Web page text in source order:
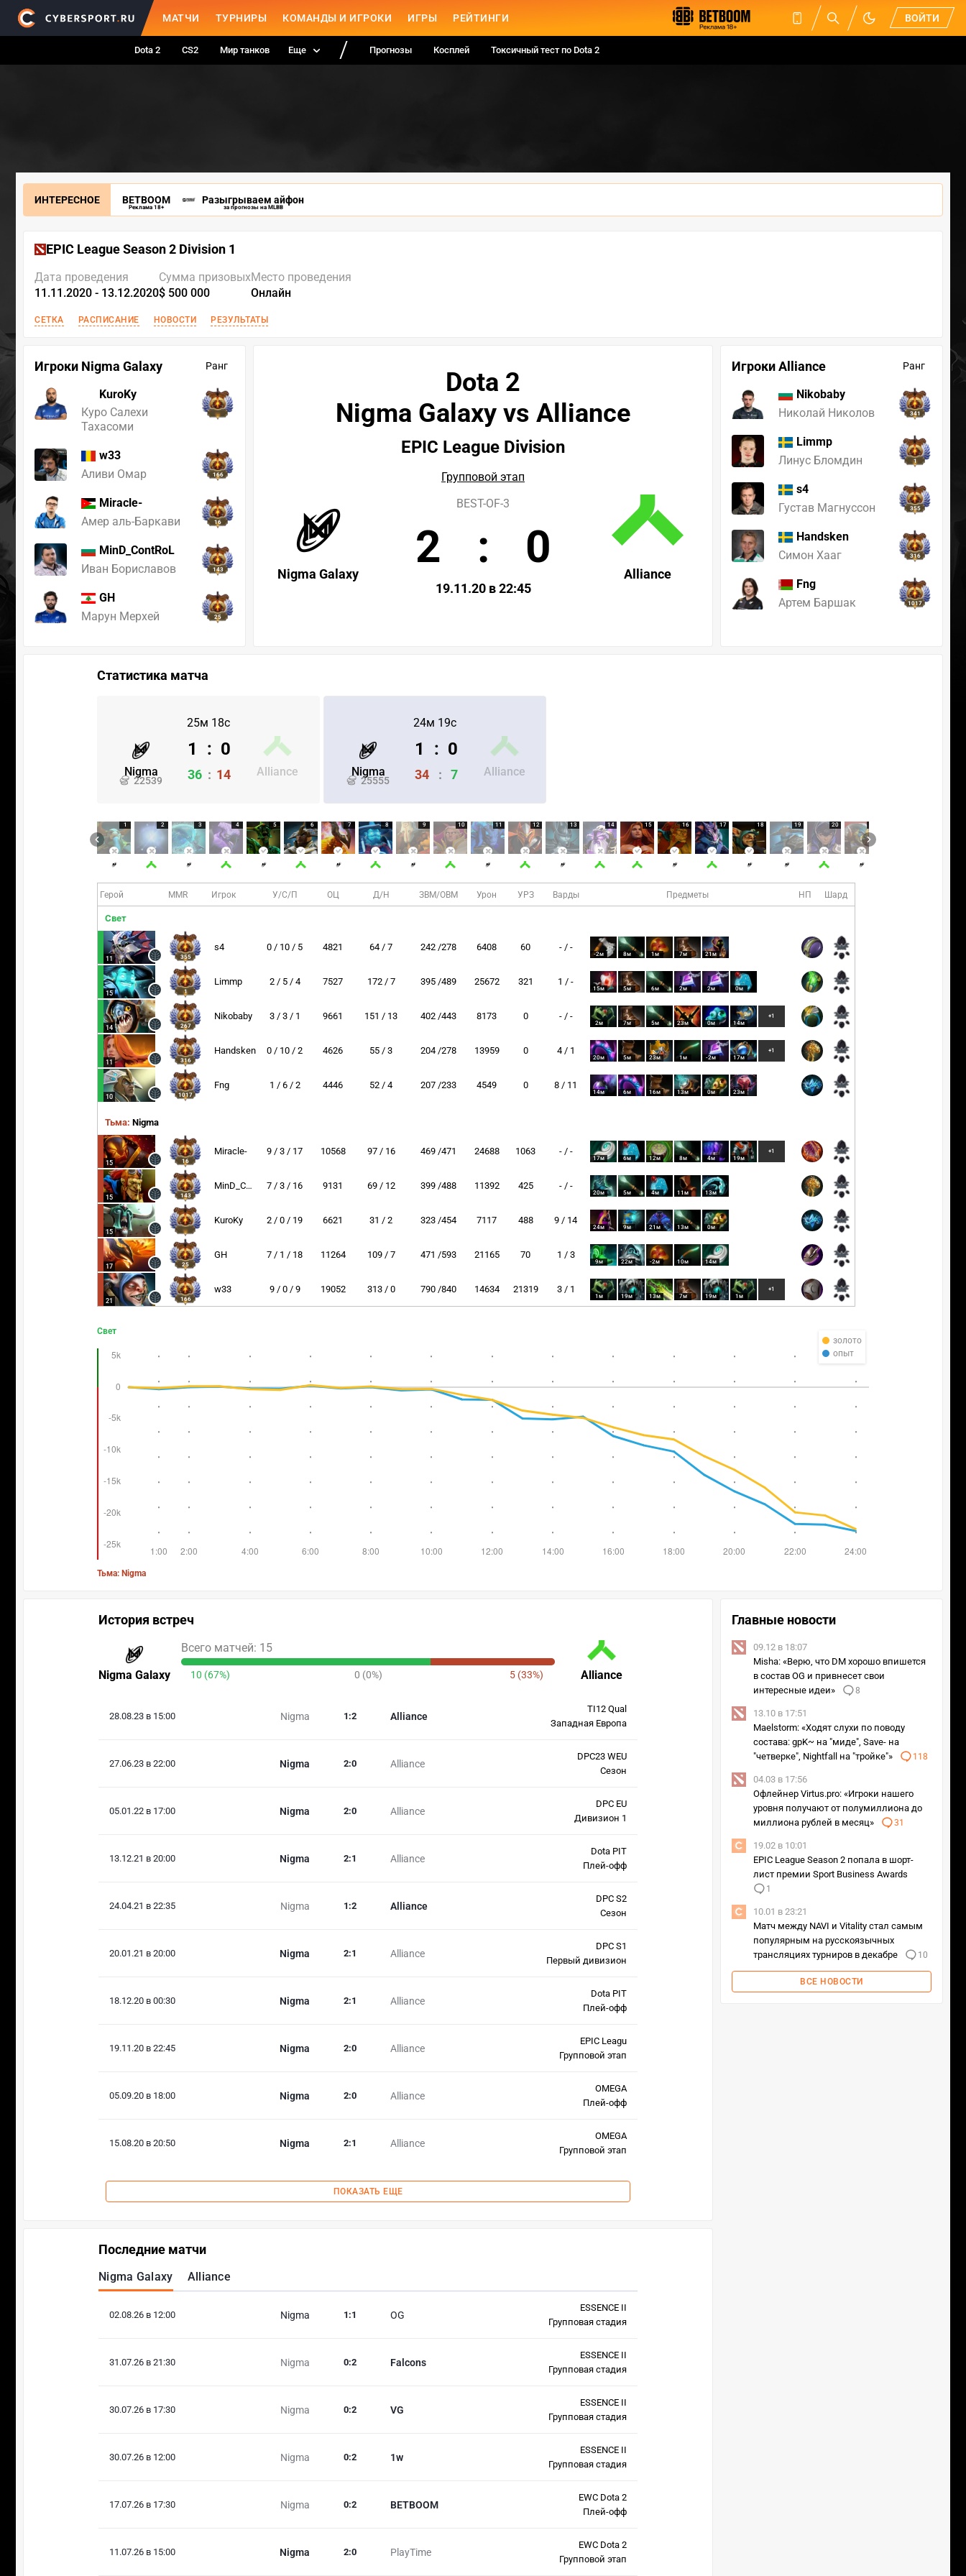
МАТЧИ ТУРНИРЫ КОМАНДЫ И ИГРОКИ ИГРЫ РЕЙТИНГИ ВОЙТИ
Dota 2 CS2 Мир танков Еще Прогнозы Косплей Токсичный тест по Dota 2
ИНТЕРЕСНОЕ BETBOOM
Реклама 18+
Разыгрываем айфон
за прогнозы на MLBB
EPIC League Season 2 Division 1
Дата проведения
11.11.2020 - 13.12.2020
Сумма призовых
$ 500 000
Место проведения
Онлайн
СЕТКА РАСПИСАНИЕ НОВОСТИ РЕЗУЛЬТАТЫ
Игроки Nigma Galaxy Ранг
KuroKy
Куро Салехи
Тахасоми
w33
Аливи Омар
166
Miracle-
Амер аль-Баркави
16
MinD_ContRoL
Иван Бориславов
143
GH
Марун Мерхей
25
Игроки Alliance Ранг
Nikobaby
Николай Николов
341
Limmp
Линус Бломдин
1
s4
Густав Магнуссон
355
Handsken
Симон Хааг
316
Fng
Артем Баршак
1017
Dota 2
Nigma Galaxy vs Alliance
EPIC League Division
Групповой этап
Nigma Galaxy Alliance
BEST-OF-3
2 : 0
19.11.20 в 22:45
Статистика матча
25м 18с
Nigma
22539
Alliance
1 : 0
36 : 14
24м 19с
Nigma
25555
Alliance
1 : 0
34 : 7
1 2 3 4 5 6 7 8 9 10 11 12 13 14 15 16 17 18 19 20
Герой MMR Игрок У/С/П ОЦ Д/Н ЗВМ/ОВМ Урон УРЗ Варды Предметы НП Шард
Свет
11 355
s4 0 / 10 / 5 4821 64 / 7 242 /278 6408 60 - / -
-2м 8м 1м 7м 21м
15 1
Limmp 2 / 5 / 4 7527 172 / 7 395 /489 25672 321 1 / -
15м 5м 6м 2м 2м 0м
14 267
Nikobaby 3 / 3 / 1 9661 151 / 13 402 /443 8173 0 - / -
2м 7м 5м 23м 0м 14м
+1
11 316
Handsken 0 / 10 / 2 4626 55 / 3 204 /278 13959 0 4 / 1
20м 5м 23м 1м -2м 17м
+1
10 1017
Fng 1 / 6 / 2 4446 52 / 4 207 /233 4549 0 8 / 11
14м 6м 16м 13м 0м 23м
Тьма: Nigma
15 16
Miracle- 9 / 3 / 17 10568 97 / 16 469 /471 24688 1063 - / -
17м 6м 12м 8м 4м 19м
+1
15 143
MinD_ContRoL 7 / 3 / 16 9131 69 / 12 399 /488 11392 425 - / -
20м 5м 4м 11м 13м
15
KuroKy 2 / 0 / 19 6621 31 / 2 323 /454 7117 488 9 / 14
24м 9м 21м 13м 0м
17 25
GH 7 / 1 / 18 11264 109 / 7 471 /593 21165 70 1 / 3
9м 22м -2м 10м 14м
21 166
w33 9 / 0 / 9 19052 313 / 0 790 /840 14634 21319 3 / 1
1м 19м 13м 7м 19м 1м
+1
золото
опыт
Свет
Тьма: Nigma
История встреч
Nigma Galaxy Alliance
Всего матчей: 15
10 (67%) 0 (0%) 5 (33%)
28.08.23 в 15:00 Nigma Alliance
1 :2
TI12 Qual
Западная Европа
27.06.23 в 22:00 Nigma Alliance
2:0
DPC23 WEU
Сезон
05.01.22 в 17:00 Nigma Alliance
2:0
DPC EU
Дивизион 1
13.12.21 в 20:00 Nigma Alliance
2:1
Dota PIT
Плей-офф
24.04.21 в 22:35 Nigma Alliance
1 :2
DPC S2
Сезон
20.01.21 в 20:00 Nigma Alliance
2:1
DPC S1
Первый дивизион
18.12.20 в 00:30 Nigma Alliance
2:1
Dota PIT
Плей-офф
19.11.20 в 22:45 Nigma Alliance
2:0
EPIC Leagu
Групповой этап
05.09.20 в 18:00 Nigma Alliance
2:0
OMEGA
Плей-офф
15.08.20 в 20:50 Nigma Alliance
2:1
OMEGA
Групповой этап
ПОКАЗАТЬ ЕЩЕ
Последние матчи
Nigma Galaxy Alliance
02.08.26 в 12:00 Nigma OG
1 :1
ESSENCE II
Групповая стадия
31.07.26 в 21:30 Nigma Falcons
0:2
ESSENCE II
Групповая стадия
30.07.26 в 17:30 Nigma VG
0:2
ESSENCE II
Групповая стадия
30.07.26 в 12:00 Nigma 1w
0:2
ESSENCE II
Групповая стадия
17.07.26 в 17:30 Nigma BETBOOM
0:2
EWC Dota 2
Плей-офф
11.07.26 в 15:00 Nigma PlayTime
2:0
EWC Dota 2
Групповой этап
Главные новости
09.12 в 18:07
Misha: «Верю, что DM хорошо впишется
в состав OG и привнесет свои
интересные идеи»
8
13.10 в 17:51
Maelstorm: «Ходят слухи по поводу
состава: gpK~ на "миде", Save- на
"четверке", Nightfall на "тройке"»
118
04.03 в 17:56
Офлейнер Virtus.pro: «Игроки нашего
уровня получают от полумиллиона до
миллиона рублей в месяц»
31
19.02 в 10:01
EPIC League Season 2 попала в шорт-
лист премии Sport Business Awards
1
10.01 в 23:21
Матч между NAVI и Vitality стал самым
популярным на русскоязычных
трансляциях турниров в декабре
10
ВСЕ НОВОСТИ